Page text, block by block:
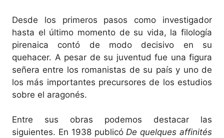
Desde los primeros pasos como investigador
hasta el último momento de su vida, la filología
pirenaica contó de modo decisivo en su
quehacer. A pesar de su juventud fue una figura
señera entre los romanistas de su país y uno de
los más importantes precursores de los estudios
sobre el aragonés.
Entre sus obras podemos destacar las
siguientes. En 1938 publicóDe quelques affinités